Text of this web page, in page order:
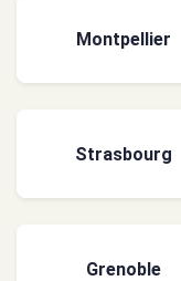
Montpellier
Strasbourg
Grenoble